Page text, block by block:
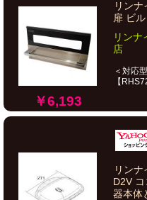
￥6,193
リン
扉 ビ
リンナ
店
＜対応
【
リン
D2V
器本体